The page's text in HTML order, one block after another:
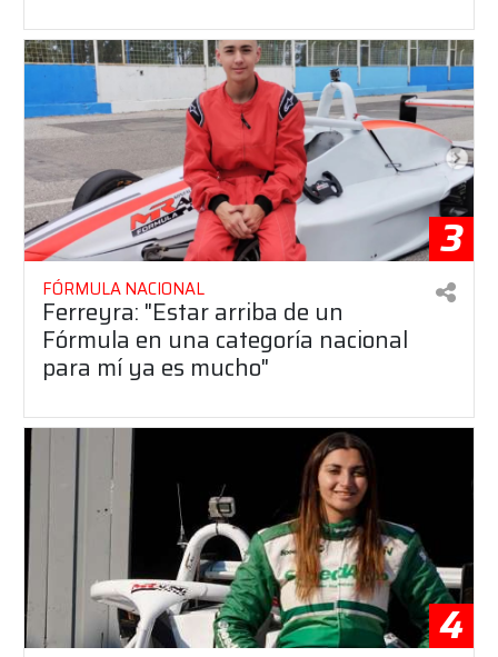
3
FÓRMULA NACIONAL
Ferreyra: "Estar arriba de un
Fórmula en una categoría nacional
para mí ya es mucho"
4